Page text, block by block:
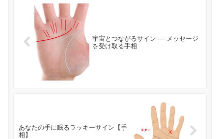
宇宙とつながるサイン ― メッセージ
を受け取る手相
あなたの手に眠るラッキーサイン【手
相】